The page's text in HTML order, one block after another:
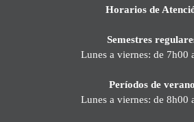
Horarios de
Semestres
Lunes a viernes: de 7h00
Períodos de
Lunes a viernes: de 8h00